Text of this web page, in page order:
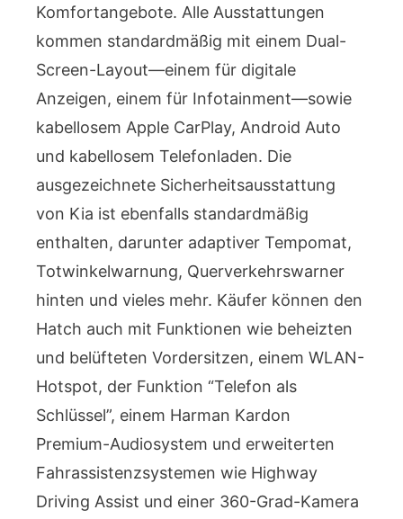
Komfortangebote. Alle Ausstattungen
kommen standardmäßig mit einem Dual-
Screen-Layout—einem für digitale
Anzeigen, einem für Infotainment—sowie
kabellosem Apple CarPlay, Android Auto
und kabellosem Telefonladen. Die
ausgezeichnete Sicherheitsausstattung
von Kia ist ebenfalls standardmäßig
enthalten, darunter adaptiver Tempomat,
Totwinkelwarnung, Querverkehrswarner
hinten und vieles mehr. Käufer können den
Hatch auch mit Funktionen wie beheizten
und belüfteten Vordersitzen, einem WLAN-
Hotspot, der Funktion “Telefon als
Schlüssel”, einem Harman Kardon
Premium-Audiosystem und erweiterten
Fahrassistenzsystemen wie Highway
Driving Assist und einer 360-Grad-Kamera